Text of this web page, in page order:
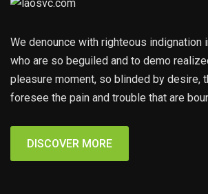
We denounce with righteous indignation
who are so beguiled and to demo
pleasure moment, so blinded by desire,
foresee the pain and trouble that are
DISCOVER MORE